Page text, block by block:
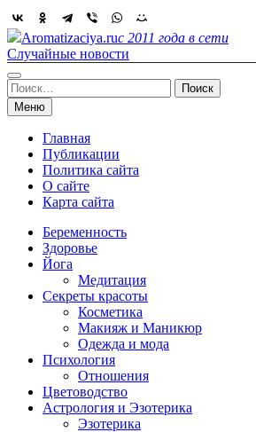
Skip
to
content
Aromatizaciya.ruс 2011 года в сети
Случайные новости
Найти:
Меню
Главная
Публикации
Политика сайта
О сайте
Карта сайта
Беременность
Здоровье
Йога
Медитация
Секреты красоты
Косметика
Макияж и Маникюр
Одежда и мода
Психология
Отношения
Цветоводство
Астрология и Эзотерика
Эзотерика